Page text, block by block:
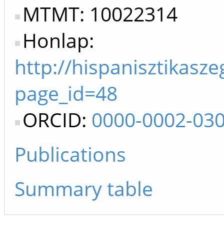
MTMT: 10022314
Honlap:
http://
page_id=48
ORCID: 0000-0002-
Publications
Summary table